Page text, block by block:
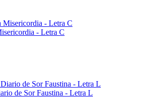
- Letra C
de Sor Faustina - Letra L